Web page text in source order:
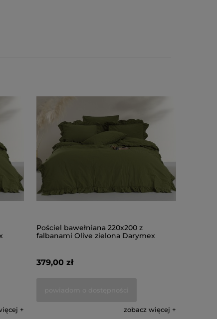
Pościel bawełniana 220x200 z
falbanami Olive zielona Darymex
379,00 zł
zobacz więcej